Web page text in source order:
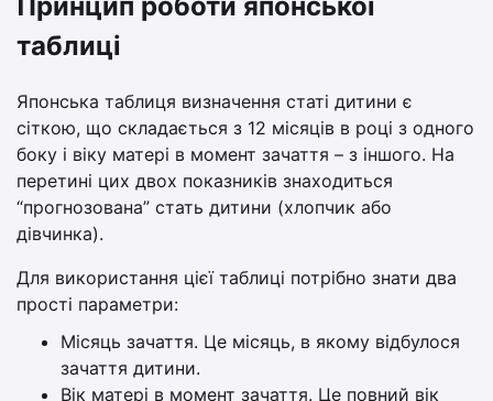
Принцип роботи японської
таблиці
Японська таблиця визначення статі дитини є
сіткою, що складається з 12 місяців в році з одного
боку і віку матері в момент зачаття – з іншого. На
перетині цих двох показників знаходиться
“прогнозована” стать дитини (хлопчик або
дівчинка).
Для використання цієї таблиці потрібно знати два
прості параметри:
Місяць зачаття. Це місяць, в якому відбулося
зачаття дитини.
Вік матері в момент зачаття. Це повний вік